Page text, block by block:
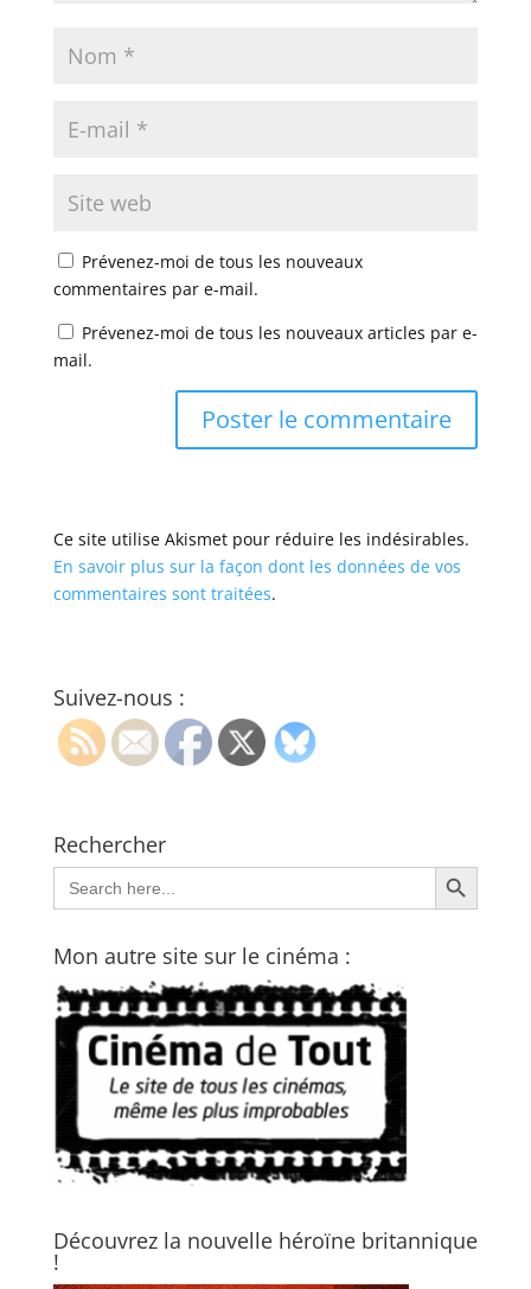
Prévenez-moi de tous les nouveaux
commentaires par e-mail.
Prévenez-moi de tous les nouveaux articles par e-
mail.
Ce site utilise Akismet pour réduire les indésirables.
En savoir plus sur la façon dont les données de vos
commentaires sont traitées.
Suivez-nous :
Rechercher
Search
for:
Search Button
Mon autre site sur le cinéma :
Découvrez la nouvelle héroïne britannique
!